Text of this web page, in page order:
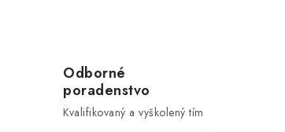
Odborné
poradenstvo
Kvalifikovaný a vyškolený tím